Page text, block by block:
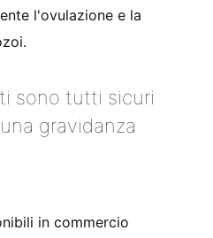
l'ovulazione e la
sono tutti sicuri
gravidanza
in commercio